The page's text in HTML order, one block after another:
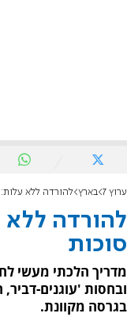
ערוץ 7 בארץ להורדה ללא
להורדה ללא
סוכות
מדריך הלכתי מעשי
ובחסות 'עוגנים-
בגרסה מקוונת.